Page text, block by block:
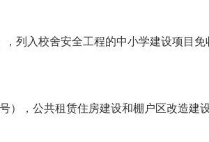
列入校舍安全工程的中小学建设项目免
，公共租赁住房建设和棚户区改造建